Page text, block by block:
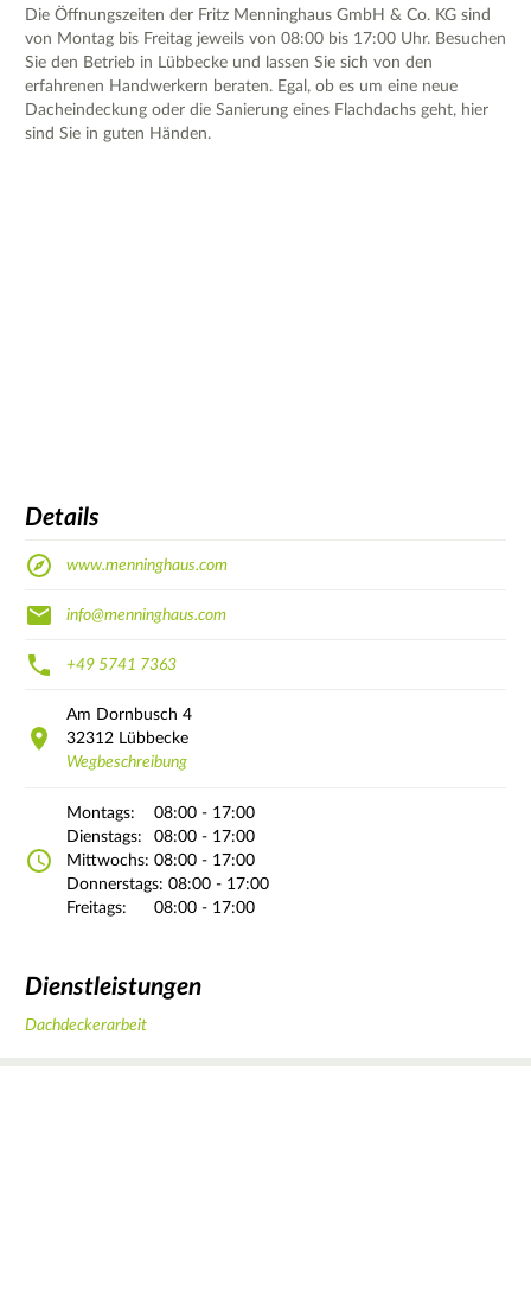
Die Öffnungszeiten der Fritz Menninghaus GmbH & Co. KG sind
von Montag bis Freitag jeweils von 08:00 bis 17:00 Uhr. Besuchen
Sie den Betrieb in Lübbecke und lassen Sie sich von den
erfahrenen Handwerkern beraten. Egal, ob es um eine neue
Dacheindeckung oder die Sanierung eines Flachdachs geht, hier
sind Sie in guten Händen.
Details
www.menninghaus.com
info@menninghaus.com
+49 5741 7363
Am Dornbusch 4
32312 Lübbecke
Wegbeschreibung
Montags:
08:00 - 17:00
Dienstags:
08:00 - 17:00
Mittwochs: 08:00 - 17:00
Donnerstags: 08:00 - 17:00
Freitags:
08:00 - 17:00
Dienstleistungen
Dachdeckerarbeit